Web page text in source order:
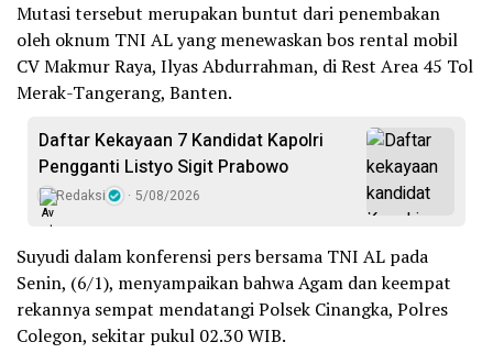
Mutasi tersebut merupakan buntut dari penembakan
oleh oknum TNI AL yang menewaskan bos rental mobil
CV‎ Makmur Raya,‎ Ilyas Abdurrahman, di Rest Area 45 Tol
Merak-Tangerang, Banten.
Daftar Kekayaan 7 Kandidat Kapolri
Pengganti Listyo Sigit Prabowo
Redaksi 5/08/2026
Suyudi dalam konferensi pers bersama TNI AL pada
Senin, (6/1), menyampaikan bahwa Agam dan keempat
rekannya sempat mendatangi Polsek Cinangka, Polres
Colegon, sekitar pukul 02.30 WIB.